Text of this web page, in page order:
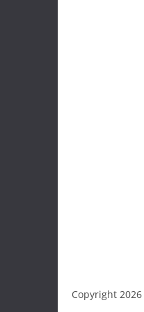
Copyright 2026